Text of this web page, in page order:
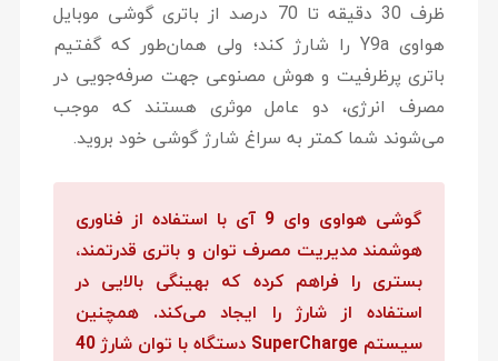
ظرف 30 دقیقه تا 70 درصد از باتری گوشی موبایل
هواوی Y9a را شارژ کند؛ ولی همان‌طور که گفتیم
باتری پرظرفیت و هوش مصنوعی جهت صرفه‌جویی در
مصرف انرژی، دو عامل موثری هستند که موجب
می‌شوند شما کمتر به سراغ شارژ گوشی خود بروید.
گوشی هواوی وای 9 آی با استفاده از فناوری
هوشمند مدیریت مصرف توان و باتری قدرتمند،
بستری را فراهم کرده که بهینگی بالایی در
استفاده از شارژ را ایجاد می‌کند. همچنین
سیستم SuperCharge دستگاه با توان شارژ 40